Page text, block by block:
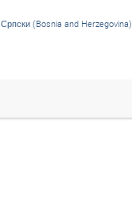
Српски (Bosnia and Herzegovina)